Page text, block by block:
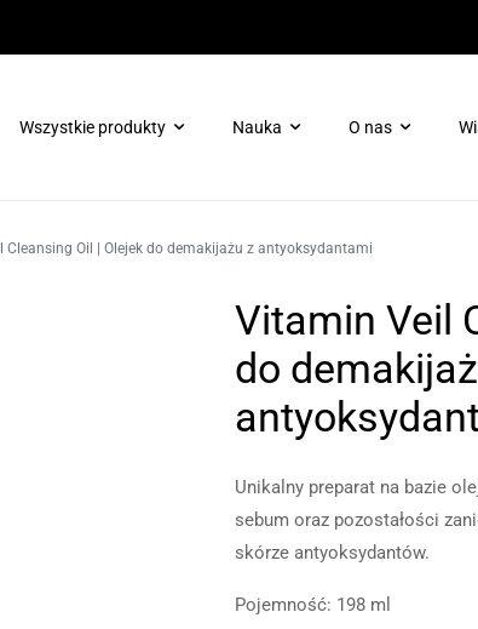
Wszystkie produkty Nauka O nas
Cleansing Oil | Olejek do demakijażu z antyoksydantami
Vitamin Veil
do
Unikalny preparat na bazie
sebum oraz pozostałości
skórze antyoksydantów.
Pojemność: 198 ml